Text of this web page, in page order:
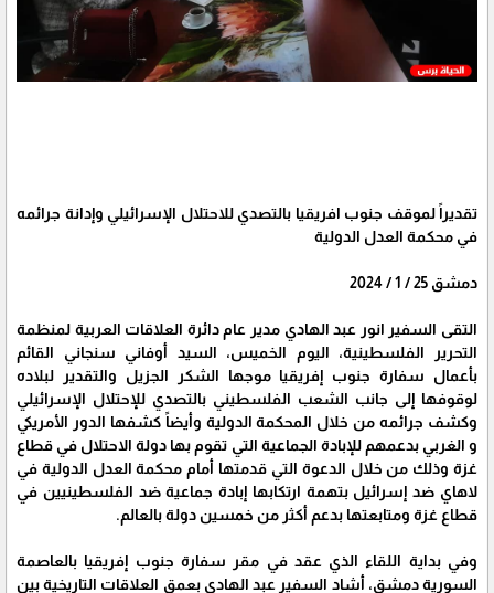
تقديراً لموقف جنوب افريقيا بالتصدي للاحتلال الإسرائيلي وإدانة جرائمه
في محكمة العدل الدولية
دمشق 25 / 1 / 2024
التقى السفير انور عبد الهادي مدير عام دائرة العلاقات العربية لمنظمة
التحرير الفلسطينية، اليوم الخميس، السيد أوفاني سنجاني القائم
بأعمال سفارة جنوب إفريقيا موجها الشكر الجزيل والتقدير لبلاده
لوقوفها إلى جانب الشعب الفلسطيني بالتصدي للإحتلال الإسرائيلي
وكشف جرائمه من خلال المحكمة الدولية وأيضاً كشفها الدور الأمريكي
و الغربي بدعمهم للإبادة الجماعية التي تقوم بها دولة الاحتلال في قطاع
غزة وذلك من خلال الدعوة التي قدمتها أمام محكمة العدل الدولية في
لاهاي ضد إسرائيل بتهمة ارتكابها إبادة جماعية ضد الفلسطينيين في
قطاع غزة ومتابعتها بدعم أكثر من خمسين دولة بالعالم.
وفي بداية اللقاء الذي عقد في مقر سفارة جنوب إفريقيا بالعاصمة
السورية دمشق، أشاد السفير عبد الهادي بعمق العلاقات التاريخية بين